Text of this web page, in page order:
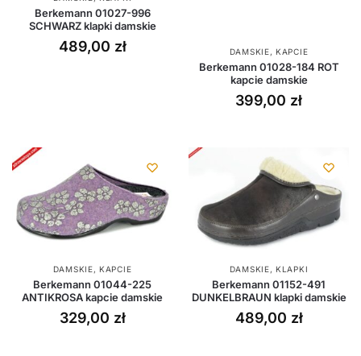
Berkemann 01027-996
SCHWARZ klapki damskie
489,00 zł DAMSKIE,KAPCIE
Berkemann 01028-184 ROT
kapcie damskie
399,00 zł
DAMSKIE,KAPCIE
Berkemann 01044-225
ANTIKROSA kapcie damskie
329,00 zł
DAMSKIE,KLAPKI
Berkemann 01152-491
DUNKELBRAUN klapki damskie
489,00 zł